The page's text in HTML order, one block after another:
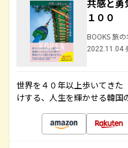
共感と勇
１００
BOOKS 旅
2022.11.04
世界を４０年以上歩いてきた
けする、人生を輝かせる韓国